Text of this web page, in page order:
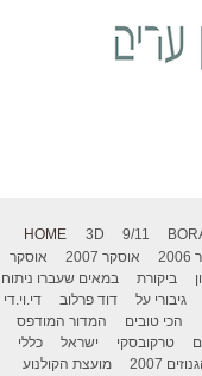
HOME 3D 9/11
אוסקר 2007
אוסקר
ביקורת
במאים שעברו ניתוח
גיבורי על דוד פרלוב
די.וי.די
הכי טובים
המדור המודפס
טרקובסקי ישראל
כללי
2007
מועצת הקולנוע